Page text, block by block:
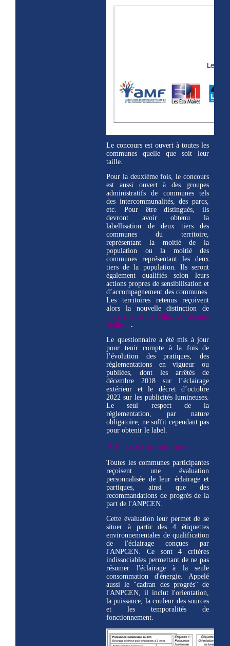
Le concours est ouvert à toutes les
communes quelle que soit leur
taille.
Pour la deuxième fois, le concours
est aussi ouvert à des groupes
administratifs de communes tels
des intercommunalités, des parcs,
etc. Pour être distingués, ils
devront avoir obtenu la
labellisation de deux tiers des
communes du territoire,
représentant la moitié de la
population ou la moitié des
communes représentant les deux
tiers de la population. Ils seront
également qualifiés selon leurs
actions propres de sensibilisation et
d’accompagnement des communes.
Les territoires retenus reçoivent
alors la nouvelle distinction de
« Territoire de Villes et Villages
étoilés ».
Le questionnaire a été mis à jour
pour tenir compte à la fois de
l’évolution des pratiques, des
règlementations en vigueur ou
publiées, dont les arrêtés de
décembre 2018 sur l’éclairage
extérieur et le décret d’octobre
2022 sur les publicités lumineuses.
Le seul respect de la
réglementation, par nature
obligatoire, ne suffit cependant pas
pour obtenir le label.
A l'issue du concours
Toutes les communes participantes
reçoisent une évaluation
personnalisée de leur éclairage et
partiques, ainsi que des
recommandations de progrès de la
part de l'ANPCEN.
Cette évaluation leur permet de se
situer à partir des 4 étiquettes
environnementales de qualification
de l'éclairage conçues par
l'ANPCEN. Ce sont 4 critères
indissociables permettant de ne pas
résumer l'éclairage à la seule
consommation d'énergie. Appelé
aussi le "cadran des progrès" de
l'ANPCEN, il inclut l'orientation,
la puissance, la couleur des sources
et les temporalités de
fonctionnement.